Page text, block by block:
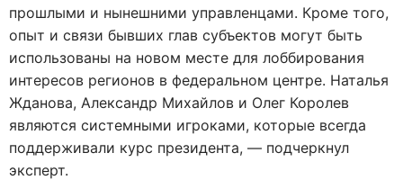
прошлыми и нынешними управленцами. Кроме того,
опыт и связи бывших глав субъектов могут быть
использованы на новом месте для лоббирования
интересов регионов в федеральном центре. Наталья
Жданова, Александр Михайлов и Олег Королев
являются системными игроками, которые всегда
поддерживали курс президента, — подчеркнул
эксперт.